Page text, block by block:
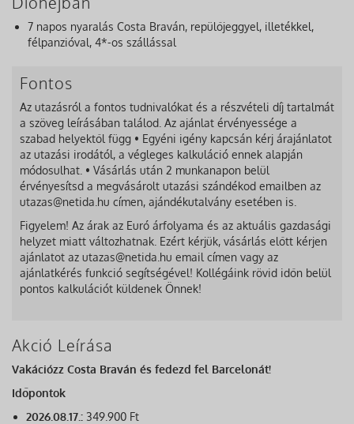
7 napos nyaralás Costa Braván, repülőjeggyel, illetékkel,
félpanzióval, 4*-os szállással
Fontos
Az utazásról a fontos tudnivalókat és a részvételi díj tartalmát
a szöveg leírásában találod. Az ajánlat érvényessége a
szabad helyektől függ • Egyéni igény kapcsán kérj árajánlatot
az utazási irodától, a végleges kalkuláció ennek alapján
módosulhat. • Vásárlás után 2 munkanapon belül
érvényesítsd a megvásárolt utazási szándékod emailben az
utazas@netida.hu címen, ajándékutalvány esetében is.
Figyelem! Az árak az Euró árfolyama és az aktuális gazdasági
helyzet miatt változhatnak. Ezért kérjük, vásárlás előtt kérjen
ajánlatot az utazas@netida.hu email címen vagy az
ajánlatkérés funkció segítségével! Kollégáink rövid időn belül
pontos kalkulációt küldenek Önnek!
Akció Leírása
Vakációzz Costa Braván és fedezd fel Barcelonát!
Időpontok
2026.08.17.: 349.900 Ft